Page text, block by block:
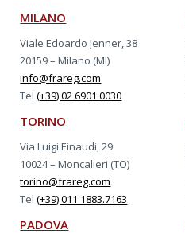
MILANO
Viale Edoardo Jenner, 38
20159 – Milano (MI)
info@frareg.com
Tel(+39) 02 6901.0030
TORINO
Via Luigi Einaudi, 29
10024 – Moncalieri (TO)
torino@frareg.com
Tel(+39) 011 1883.7163
PADOVA